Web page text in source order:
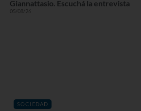
Giannattasio. Escuchá la entrevista
05/08/26
SOCIEDAD